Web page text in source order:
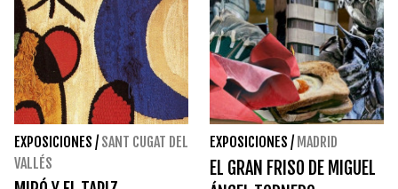
EXPOSICIONES / SANT CUGAT DEL
VALLÉS
EXPOSICIONES / MADRID
EL GRAN FRISO DE MIGUEL